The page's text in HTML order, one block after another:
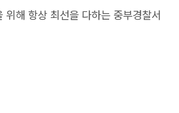
위해 항상 최선을 다하는 중부경찰서